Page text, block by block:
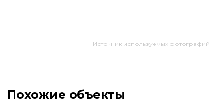
Источник используемых фотографий
Похожие объекты